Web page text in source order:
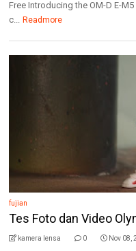
Free Introducing the OM-D E-M5
c... Readmore
fujian
Tes Foto dan Video
kamera lensa 0 Nov 08,